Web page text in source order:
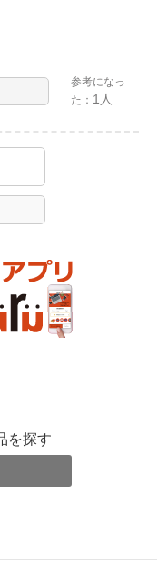
参考になっ
た： 1人
を探す